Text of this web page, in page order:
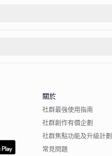
關於
社群最強使用指南
社群創作有價企劃
社群焦點功能及升級計劃
常見問題